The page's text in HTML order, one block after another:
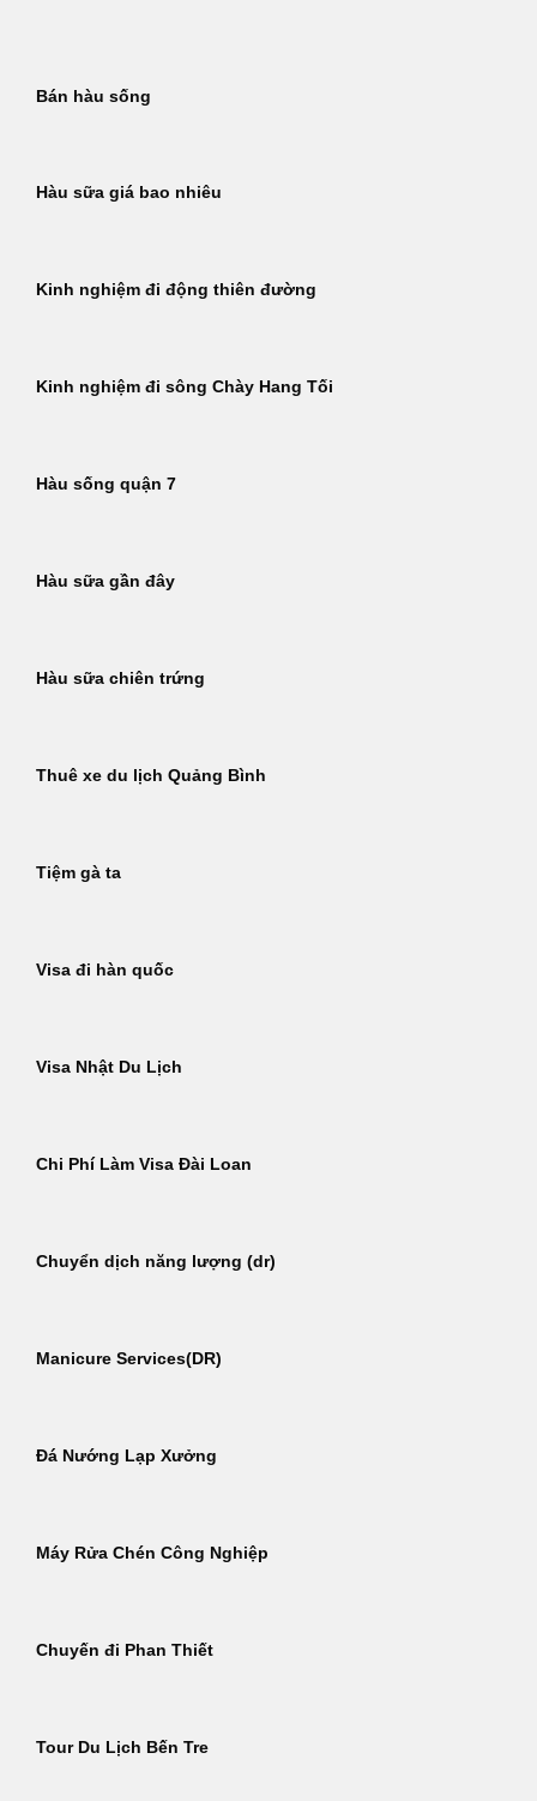
dungBán hàu sống
Hàu sữa giá bao nhiêu
Kinh nghiệm đi động thiên đường
Kinh nghiệm đi sông Chày Hang Tối
Hàu sống quận 7
Hàu sữa gần đây
Hàu sữa chiên trứng
Thuê xe du lịch Quảng Bình
Tiệm gà ta
Visa đi hàn quốc
Visa Nhật Du Lịch
Chi Phí Làm Visa Đài Loan
Chuyển dịch năng lượng (dr)
Manicure Services(DR)
Đá Nướng Lạp Xưởng
Máy Rửa Chén Công Nghiệp
Chuyến đi Phan Thiết
Tour Du Lịch Bến Tre